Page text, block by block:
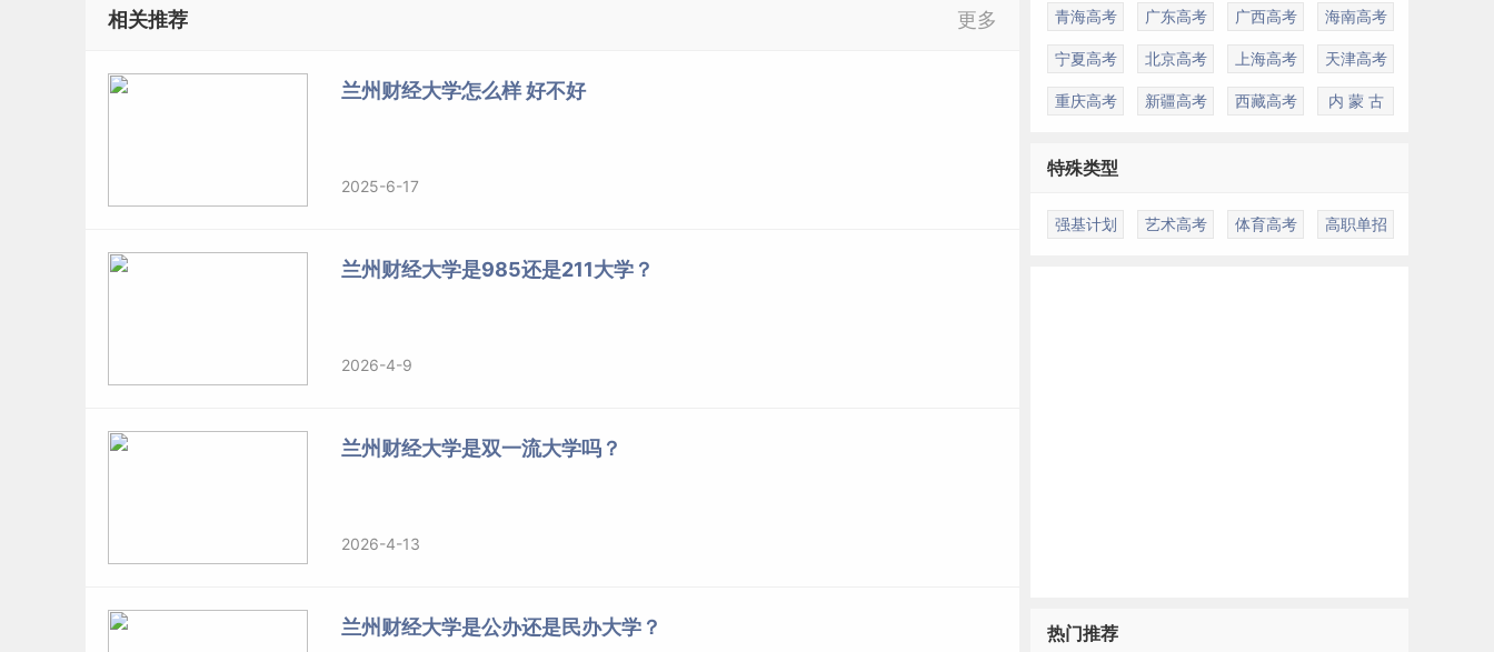
相关推荐 更多
兰州财经大学怎么样 好不好
2025-6-17
兰州财经大学是985还是211大学？
2026-4-9
兰州财经大学是双一流大学吗？
2026-4-13
兰州财经大学是公办还是民办大学？
青海高考 广东高考 广西高考 海南高考
宁夏高考 北京高考 上海高考 天津高考
重庆高考 新疆高考 西藏高考 内 蒙 古
特殊类型
强基计划 艺术高考 体育高考 高职单招
热门推荐